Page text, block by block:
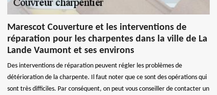
Marescot Couverture et les interventions de
réparation pour les charpentes dans la ville de La
Lande Vaumont et ses environs
Des interventions de réparation peuvent régler les problèmes de
détérioration de la charpente. Il faut noter que ce sont des opérations qui
sont très difficiles. Par conséquent, on peut vous conseiller de contacter un